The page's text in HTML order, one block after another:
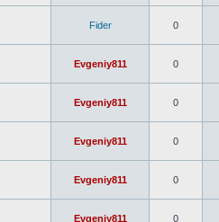
Fider 0
Evgeniy811 0
Evgeniy811 0
Evgeniy811 0
Evgeniy811 0
Evgeniy811 0